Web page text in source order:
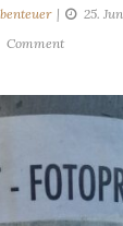
25.
Commenton
Berlin